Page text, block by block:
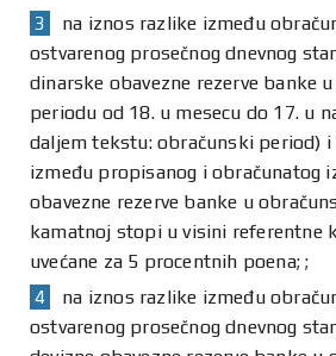
na iznos razlike između
ostvarenog prosečnog dnevnog
dinarske obavezne rezerve banke
periodu od 18. u mesecu do 17. u
daljem tekstu: obračunski period)
između propisanog i obračunatog
obavezne rezerve banke u
kamatnoj stopi u visini referentne
uvećane za 5 procentnih poena; ;
na iznos razlike između
ostvarenog prosečnog dnevnog